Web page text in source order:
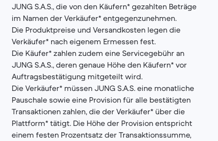
JUNG S.A.S., die von den Käufern* gezahlten Beträge
im Namen der Verkäufer* entgegenzunehmen.
Die Produktpreise und Versandkosten legen die
Verkäufer* nach eigenem Ermessen fest.
Die Käufer* zahlen zudem eine Servicegebühr an
JUNG S.A.S., deren genaue Höhe den Käufern* vor
Auftragsbestätigung mitgeteilt wird.
Die Verkäufer* müssen JUNG S.A.S. eine monatliche
Pauschale sowie eine Provision für alle bestätigten
Transaktionen zahlen, die der Verkäufer* über die
Plattform* tätigt. Die Höhe der Provision entspricht
einem festen Prozentsatz der Transaktionssumme,